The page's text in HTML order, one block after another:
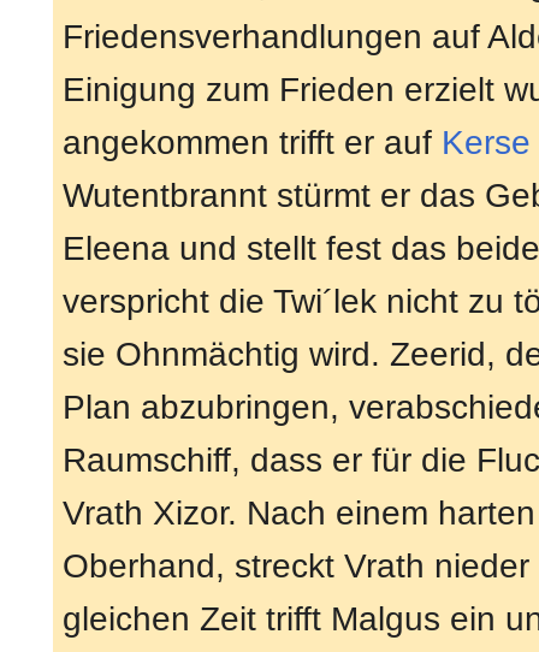
Friedensverhandlungen auf
Einigung zum Frieden erzielt
angekommen trifft er auf Kerse
Wutentbrannt stürmt er das
Eleena und stellt fest das
verspricht die Twi´lek nicht zu
sie Ohnmächtig wird. Zeerid,
Plan abzubringen,
Raumschiff, dass er für die
Vrath Xizor. Nach einem
Oberhand, streckt Vrath
gleichen Zeit trifft Malgus ein